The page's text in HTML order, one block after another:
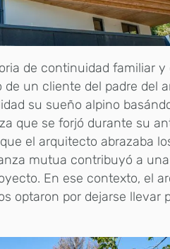
de continuidad familiar
un cliente del padre del
su sueño alpino
que se forjó durante su
el arquitecto abrazaba
mutua contribuyó a
En ese contexto, el
optaron por dejarse llevar